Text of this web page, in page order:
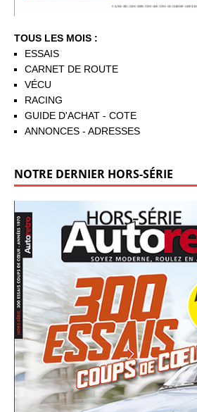
TOUS LES MOIS :
ESSAIS
CARNET DE ROUTE
VÉCU
RACING
GUIDE D'ACHAT - COTE
ANNONCES - ADRESSES
NOTRE DERNIER HORS-SÉRIE